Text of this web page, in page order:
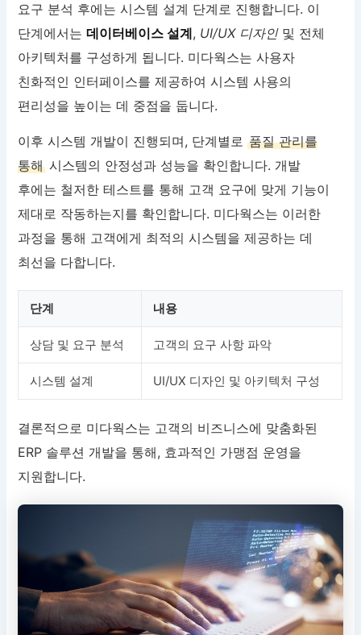
요구 분석 후에는 시스템 설계 단계로 진행합니다. 이
단계에서는데이터베이스 설계, UI/UX 디자인및 전체
아키텍처를 구성하게 됩니다. 미다웍스는 사용자
친화적인 인터페이스를 제공하여 시스템 사용의
편리성을 높이는 데 중점을 둡니다.
이후 시스템 개발이 진행되며, 단계별로품질 관리를
통해 시스템의 안정성과 성능을 확인합니다. 개발
후에는 철저한 테스트를 통해 고객 요구에 맞게 기능이
제대로 작동하는지를 확인합니다. 미다웍스는 이러한
과정을 통해 고객에게 최적의 시스템을 제공하는 데
최선을 다합니다.
단계 내용
상담 및 요구 분석 고객의 요구 사항 파악
시스템 설계 UI/UX 디자인 및 아키텍처 구성
결론적으로 미다웍스는 고객의 비즈니스에 맞춤화된
ERP 솔루션 개발을 통해, 효과적인 가맹점 운영을
지원합니다.